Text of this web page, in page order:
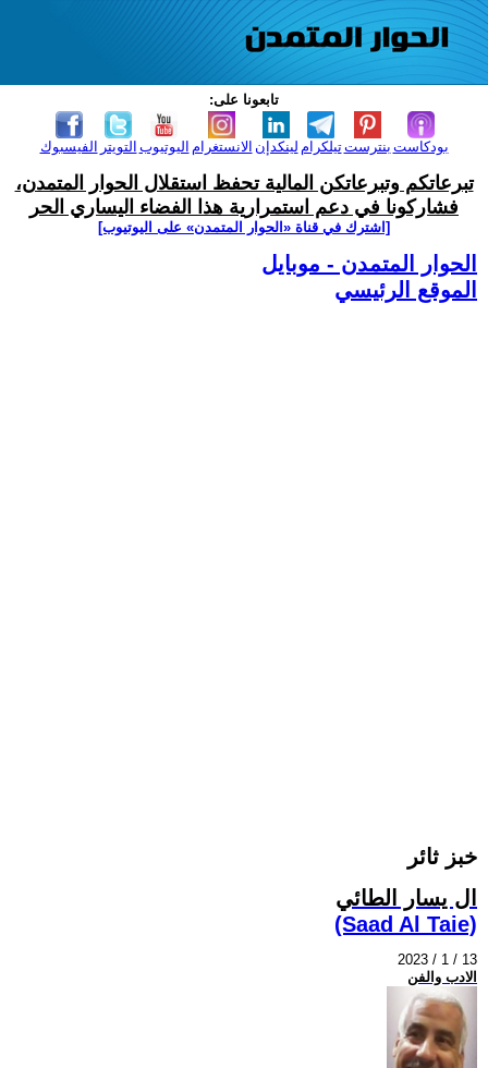
تابعونا على:
الفيسبوك التويتر اليوتيوب الانستغرام لينكدإن تيلكرامبنترست بودكاست
تبرعاتكم وتبرعاتكن المالية تحفظ استقلال الحوار المتمدن،
فشاركونا في دعم استمرارية هذا الفضاء اليساري الحر
[اشترك في قناة ‫«الحوار المتمدن» على اليوتيوب]
الحوار المتمدن - موبايل
الموقع الرئيسي
خبز ثائر
ال يسار الطائي
(Saad Al Taie)
2023 / 1 / 13
الادب والفن